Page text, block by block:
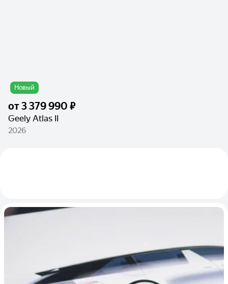
Новый
от3 379 990 ₽
Geely Atlas II
2026